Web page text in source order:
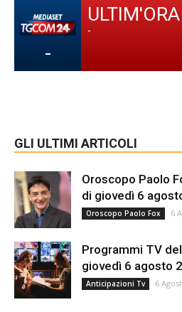
-
ULTIM'ORA
-
GLI ULTIMI ARTICOLI
Oroscopo Paolo
di giovedì 6
Oroscopo Paolo Fox 6
Programmi TV
giovedì 6 agosto
Anticipazioni Tv 6